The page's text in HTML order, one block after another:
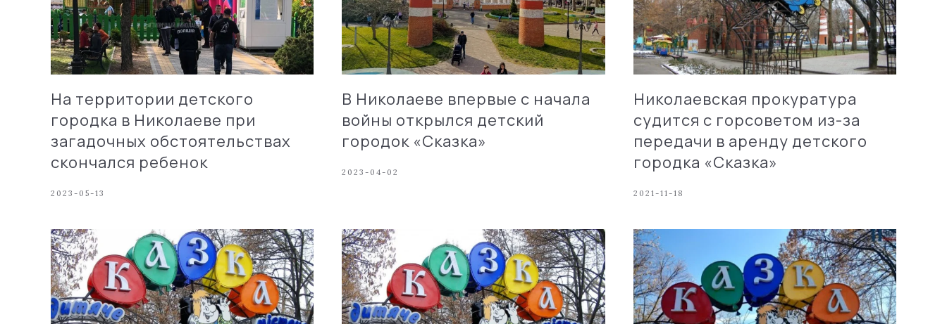
На территории детского
городка в Николаеве при
загадочных обстоятельствах
скончался ребенок
2023-05-13
В Николаеве впервые с начала
войны открылся детский
городок «Сказка»
2023-04-02
Николаевская прокуратура
судится с горсоветом из-за
передачи в аренду детского
городка «Сказка»
2021-11-18